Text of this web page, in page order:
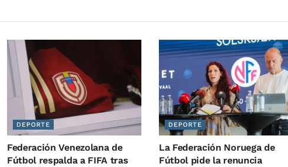
DEPORTE
Federación Venezolana de
Fútbol respalda a FIFA tras
DEPORTE
La Federación Noruega de
Fútbol pide la renuncia